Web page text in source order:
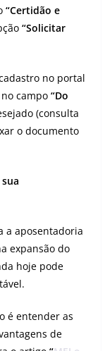
“Certidão e
“Solicitar
no portal
campo “Do
(consulta
o documento
a aposentadoria
expansão do
hoje pode
é entender as
de